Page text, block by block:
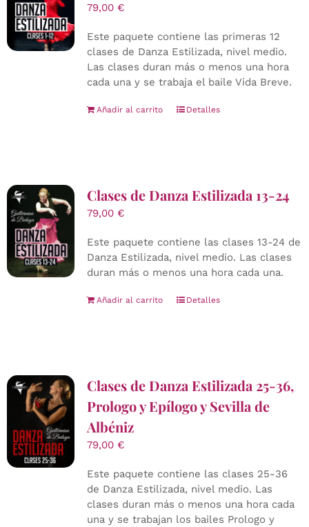
79,00 €
Este paquete contiene las primeras 12
clases de Danza Estilizada, nivel medio.
Las clases duran más o menos una hora
cada una y se trabaja el baile Vida Breve.
Añadir al carrito Detalles
Clases de Danza Estilizada 13-24
79,00 €
Este paquete contiene las clases 13-24 de
Danza Estilizada, nivel medio. Las clases
duran más o menos una hora cada una.
Añadir al carrito Detalles
Clases de Danza Estilizada 25-36,
Prologo y Epílogo y Sevilla de
Albéniz
79,00 €
Este paquete contiene las clases 25-36
de Danza Estilizada, nivel medio. Las
clases duran más o menos una hora cada
una y se trabajan los bailes Prologo y